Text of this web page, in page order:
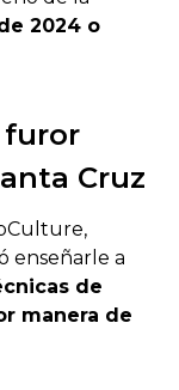
2024 o
furor
Cruz
enseñarle a
de
manera de